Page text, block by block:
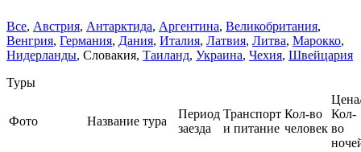
Все, Австрия, Антарктида, Аргентина, Великобритания,
Венгрия, Германия, Дания, Италия, Латвия, Литва, Марокко,
Нидерланды, Словакия, Таиланд, Украина, Чехия, Швейцария
Туры
Фото Название тура
Период
заезда
Транспорт
и питание
Кол-во
человек
Кол-
во